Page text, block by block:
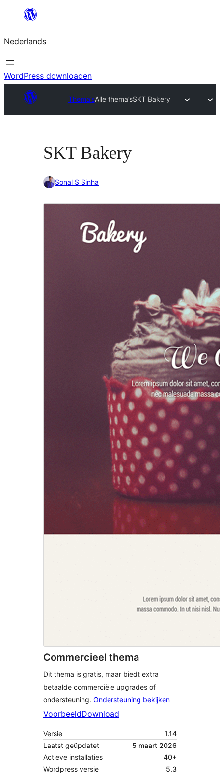
de
inhoud
Nederlands
WordPress downloaden
Thema’sAlle thema’sSKT Bakery
SKT Bakery
Sonal S Sinha
Commercieel thema
Dit thema is gratis, maar biedt extra
betaalde commerciële upgrades of
ondersteuning. Ondersteuning bekijken
VoorbeeldDownload
Versie
1.14
Laatst geüpdatet
5 maart 2026
Actieve installaties
40+
Wordpress versie
5.3